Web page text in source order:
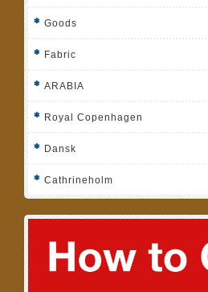
Goods
Fabric
ARABIA
Royal Copenhagen
Dansk
Cathrineholm